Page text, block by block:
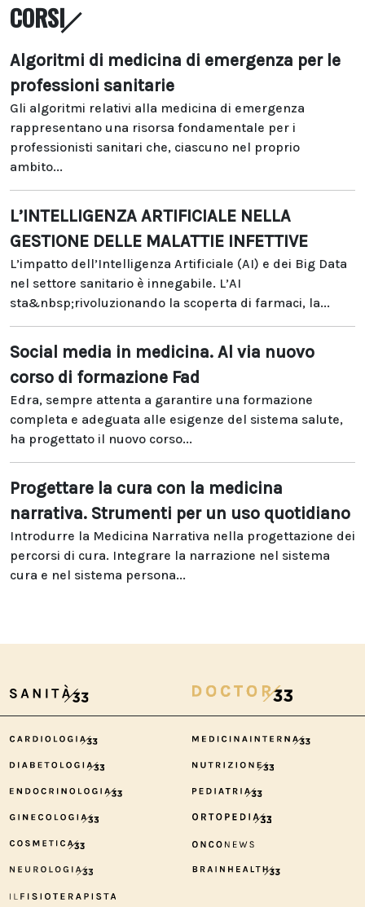
CORSI
Algoritmi di medicina di emergenza per le
professioni sanitarie
Gli algoritmi relativi alla medicina di emergenza
rappresentano una risorsa fondamentale per i
professionisti sanitari che, ciascuno nel proprio
ambito...
L’INTELLIGENZA ARTIFICIALE NELLA
GESTIONE DELLE MALATTIE INFETTIVE
L’impatto dell’Intelligenza Artificiale (AI) e dei Big Data
nel settore sanitario è innegabile. L’AI
sta&nbsp;rivoluzionando la scoperta di farmaci, la...
Social media in medicina. Al via nuovo
corso di formazione Fad
Edra, sempre attenta a garantire una formazione
completa e adeguata alle esigenze del sistema salute,
ha progettato il nuovo corso...
Progettare la cura con la medicina
narrativa. Strumenti per un uso quotidiano
Introdurre la Medicina Narrativa nella progettazione dei
percorsi di cura. Integrare la narrazione nel sistema
cura e nel sistema persona...